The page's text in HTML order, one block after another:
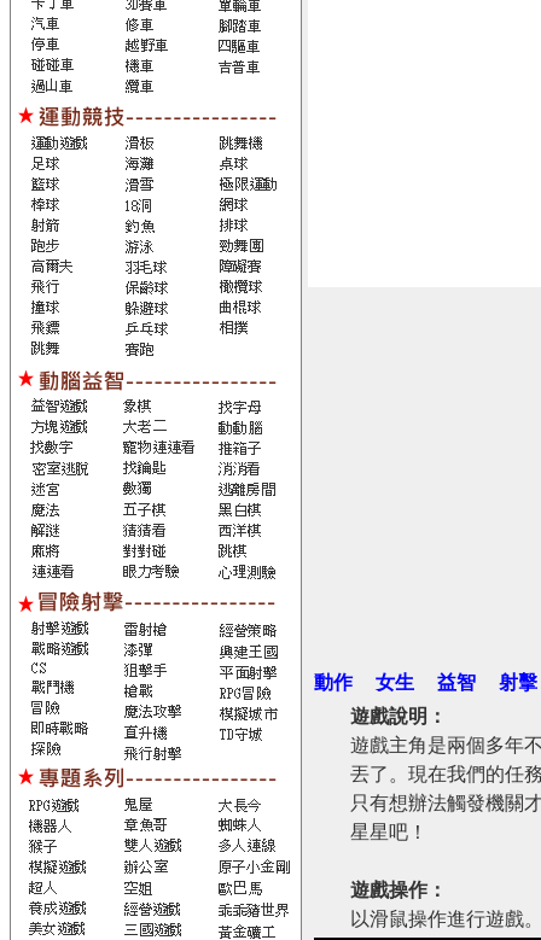
動作 女生 益智
射擊
遊戲說明：
遊戲主角是兩個多年
丟了。現在我們的任
只有想辦法觸發機關
星星吧！
遊戲操作：
以滑鼠操作進行遊戲